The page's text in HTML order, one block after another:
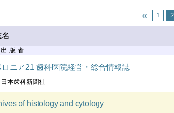
1 2
出 版 者
ロニア21 歯科医院経営・総合情報誌
日本歯科新聞社
of histology and cytology